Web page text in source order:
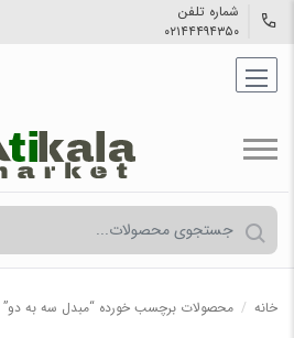
شماره تلفن
۰۲۱۴۴۴۹۴۳۵۰
خانه / محصولات برچسب خورده “مبدل سه به دو”